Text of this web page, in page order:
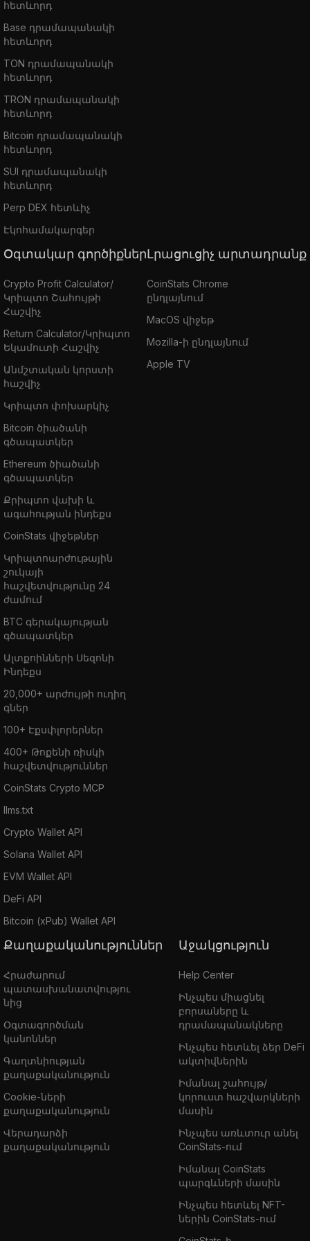
հետևորդ
Base դրամապանակի
հետևորդ
TON դրամապանակի
հետևորդ
TRON դրամապանակի
հետևորդ
Bitcoin դրամապանակի
հետևորդ
SUI դրամապանակի
հետևորդ
Perp DEX հետևիչ
Էկոհամակարգեր
Օգտակար գործիքներ
Crypto Profit Calculator/
Կրիպտո Շահույթի
Հաշվիչ
Return Calculator/Կրիպտո
Եկամուտի Հաշվիչ
Անմշտական կորստի
հաշվիչ
Կրիպտո փոխարկիչ
Bitcoin ծիածանի
գծապատկեր
Ethereum ծիածանի
գծապատկեր
Քրիպտո վախի և
ագահության ինդեքս
CoinStats վիջեթներ
Կրիպտոարժութային
շուկայի
հաշվետվությունը 24
ժամում
BTC գերակայության
գծապատկեր
Ալտքոինների Սեզոնի
Ինդեքս
20,000+ արժույթի ուղիղ
գներ
100+ Էքսփլորերներ
400+ Թոքենի ռիսկի
հաշվետվություններ
CoinStats Crypto MCP
llms.txt
Crypto Wallet API
Solana Wallet API
EVM Wallet API
DeFi API
Bitcoin (xPub) Wallet API
Լրացուցիչ արտադրանք
CoinStats Chrome
ընդլայնում
MacOS վիջեթ
Mozilla-ի ընդլայնում
Apple TV
Քաղաքականություններ
Հրաժարում
պատասխանատվությու
նից
Օգտագործման
կանոններ
Գաղտնիության
քաղաքականություն
Cookie-ների
քաղաքականություն
Վերադարձի
քաղաքականություն
Աջակցություն
Help Center
Ինչպես միացնել
բորսաները և
դրամապանակները
Ինչպես հետևել ձեր DeFi
ակտիվներին
Իմանալ շահույթ/
կորուստ հաշվարկների
մասին
Ինչպես առևտուր անել
CoinStats-ում
Իմանալ CoinStats
պարգևների մասին
Ինչպես հետևել NFT-
ներին CoinStats-ում